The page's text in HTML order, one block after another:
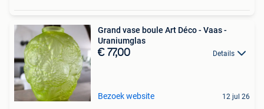
Grand vase boule Art Déco - Vaas -
Uraniumglas
€ 77,00 Details
Bezoek website 12 jul 26